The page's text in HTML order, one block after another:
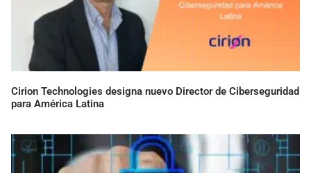
Cirion Technologies designa nuevo Director de Ciberseguridad
para América Latina